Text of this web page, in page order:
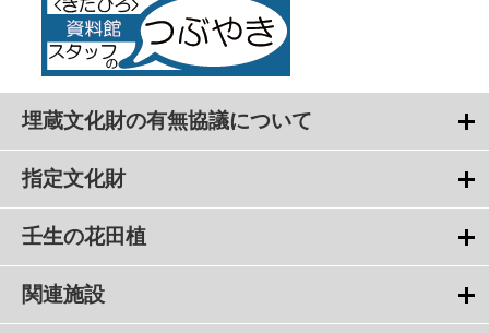
埋蔵文化財の有無協議について
指定文化財
壬生の花田植
関連施設